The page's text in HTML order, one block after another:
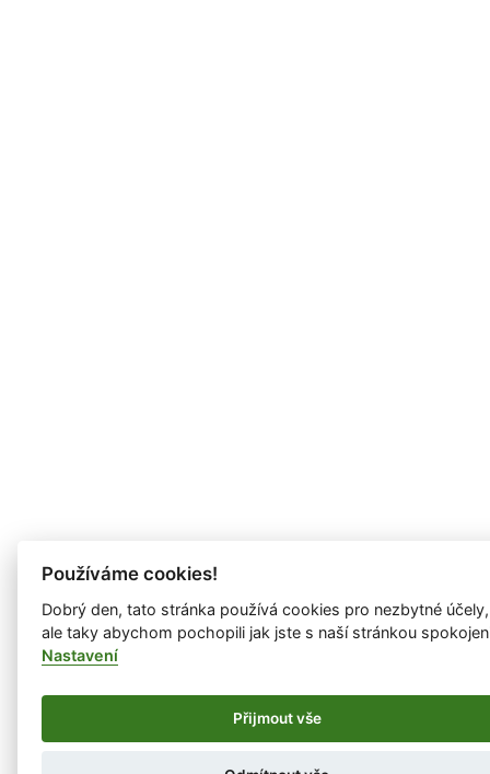
Používáme cookies!
Dobrý den, tato stránka používá cookies pro nezbytné účely,
ale taky abychom pochopili jak jste s naší stránkou
Nastavení
Přijmout vše